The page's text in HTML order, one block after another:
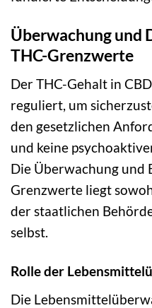
Überwachung und
THC-Grenzwerte
Der THC-Gehalt in
reguliert, um
den gesetzlichen
und keine
Die Überwachung und
Grenzwerte liegt
der staatlichen
selbst.
Rolle der
Die